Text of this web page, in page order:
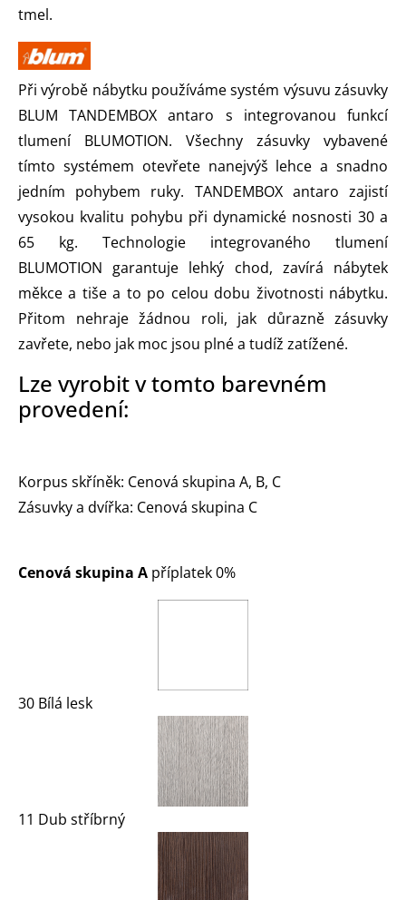
tmel.
Při výrobě nábytku používáme systém výsuvu zásuvky
BLUM TANDEMBOX antaro s integrovanou funkcí
tlumení BLUMOTION. Všechny zásuvky vybavené
tímto systémem otevřete nanejvýš lehce a snadno
jedním pohybem ruky. TANDEMBOX antaro zajistí
vysokou kvalitu pohybu při dynamické nosnosti 30 a
65 kg. Technologie integrovaného tlumení
BLUMOTION garantuje lehký chod, zavírá nábytek
měkce a tiše a to po celou dobu životnosti nábytku.
Přitom nehraje žádnou roli, jak důrazně zásuvky
zavřete, nebo jak moc jsou plné a tudíž zatížené.
Lze vyrobit v tomto barevném
provedení:
Korpus skříněk: Cenová skupina A, B, C
Zásuvky a dvířka: Cenová skupina C
Cenová skupina A příplatek 0%
30 Bílá lesk
11 Dub stříbrný